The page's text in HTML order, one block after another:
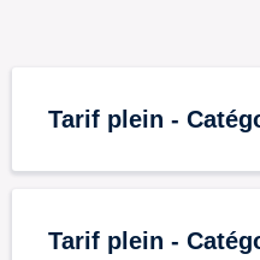
Tarif plein -
Tarif plein -